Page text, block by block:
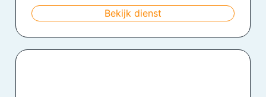
Bekijk dienst